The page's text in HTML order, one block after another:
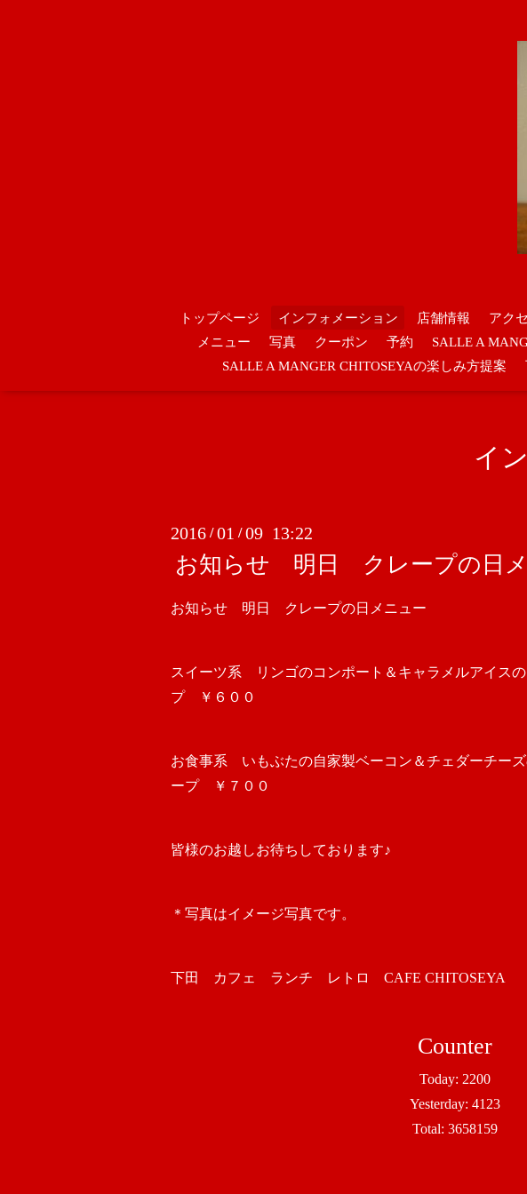
トップページ インフォメーション 店舗情報 アク
メニュー
写真 クーポン 予約 SALLE A
SALLE A MANGER CHITOSEYAの楽しみ方提案
イ
2016 /01 /09 13:22
お知らせ 明日 クレープの日
お知らせ 明日 クレープの日メニュー
スイーツ系 リンゴのコンポート＆キャラメルアイス
プ ￥６００
お食事系 いもぶたの自家製ベーコン＆チェダーチーズ
ープ ￥７００
皆様のお越しお待ちしております♪
＊写真はイメージ写真です。
下田 カフェ ランチ レトロ CAFE CHITOSEYA
Counter
Today: 2200
Yesterday: 4123
Total: 3658159